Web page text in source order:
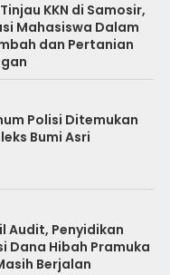
KKN di Samosir,
Mahasiswa Dalam
dan Pertanian
Polisi Ditemukan
Bumi Asri
Audit, Penyidikan
Dana Hibah Pramuka
Berjalan